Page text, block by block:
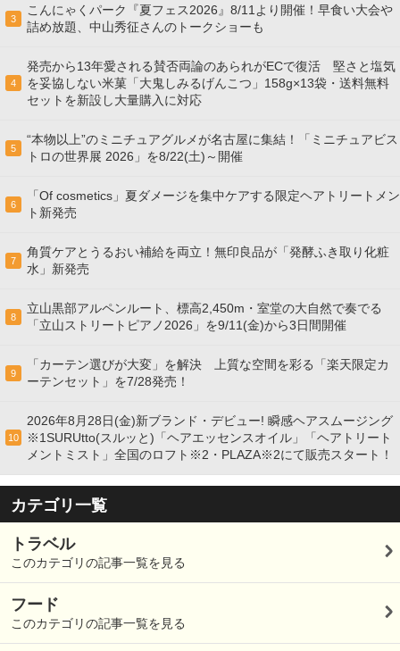
3
こんにゃくパーク『夏フェス2026』8/11より開催！早食い大会や
詰め放題、中山秀征さんのトークショーも
4
発売から13年愛される賛否両論のあられがECで復活 堅さと塩気
を妥協しない米菓「大鬼しみるげんこつ」158g×13袋・送料無料
セットを新設し大量購入に対応
5
“本物以上”のミニチュアグルメが名古屋に集結！「ミニチュアビス
トロの世界展 2026」を8/22(土)～開催
6
「Of cosmetics」夏ダメージを集中ケアする限定ヘアトリートメン
ト新発売
7
角質ケアとうるおい補給を両立！無印良品が「発酵ふき取り化粧
水」新発売
8
立山黒部アルペンルート、標高2,450m・室堂の大自然で奏でる
「立山ストリートピアノ2026」を9/11(金)から3日間開催
9
「カーテン選びが大変」を解決 上質な空間を彩る「楽天限定カ
ーテンセット」を7/28発売！
10
2026年8月28日(金)新ブランド・デビュー! 瞬感ヘアスムージング
※1SURUtto(スルッと)「ヘアエッセンスオイル」「ヘアトリート
メントミスト」全国のロフト※2・PLAZA※2にて販売スタート！
カテゴリ一覧
トラベル
このカテゴリの記事一覧を見る
フード
このカテゴリの記事一覧を見る